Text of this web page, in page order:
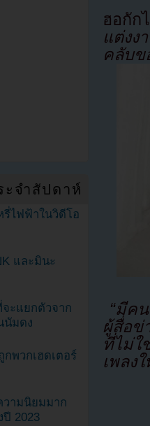
ฮอกัก
แต่งง
คลับข
“มีค
ผู้สื่อข่
ที่ไม่ใ
เพลง
จำสัปดาห์
ไฟฟ้าในวิดีโอ
และมินะ
จะแยกตัวจาก
นัมดง
พวกเฮดเตอร์
ามนิยมมาก
ปี 2023